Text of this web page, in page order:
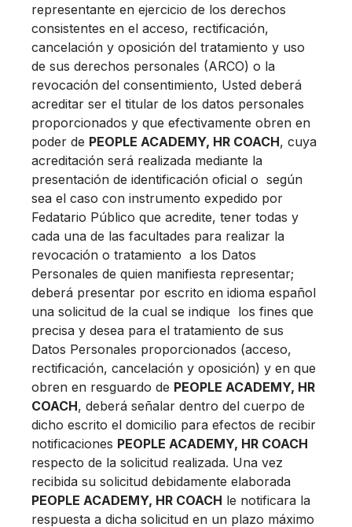
representante en ejercicio de los derechos
consistentes en el acceso, rectificación,
cancelación y oposición del tratamiento y uso
de sus derechos personales (ARCO) o la
revocación del consentimiento, Usted deberá
acreditar ser el titular de los datos personales
proporcionados y que efectivamente obren en
poder de PEOPLE ACADEMY, HR COACH, cuya
acreditación será realizada mediante la
presentación de identificación oficial o según
sea el caso con instrumento expedido por
Fedatario Público que acredite, tener todas y
cada una de las facultades para realizar la
revocación o tratamiento a los Datos
Personales de quien manifiesta representar;
deberá presentar por escrito en idioma español
una solicitud de la cual se indique los fines que
precisa y desea para el tratamiento de sus
Datos Personales proporcionados (acceso,
rectificación, cancelación y oposición) y en que
obren en resguardo de PEOPLE ACADEMY, HR
COACH, deberá señalar dentro del cuerpo de
dicho escrito el domicilio para efectos de recibir
notificaciones PEOPLE ACADEMY, HR COACH
respecto de la solicitud realizada. Una vez
recibida su solicitud debidamente elaborada
PEOPLE ACADEMY, HR COACH le notificara la
respuesta a dicha solicitud en un plazo máximo